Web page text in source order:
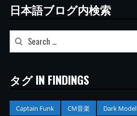
日本語ブログ内検索
タグ IN FINDINGS
Captain Funk CM音楽
Dark Model